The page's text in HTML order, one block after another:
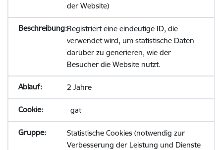
der Website)
Registriert eine eindeutige ID, die
verwendet wird, um statistische Daten
darüber zu generieren, wie der
Besucher die Website nutzt.
2 Jahre
_gat
Statistische Cookies (notwendig zur
Verbesserung der Leistung und Dienste